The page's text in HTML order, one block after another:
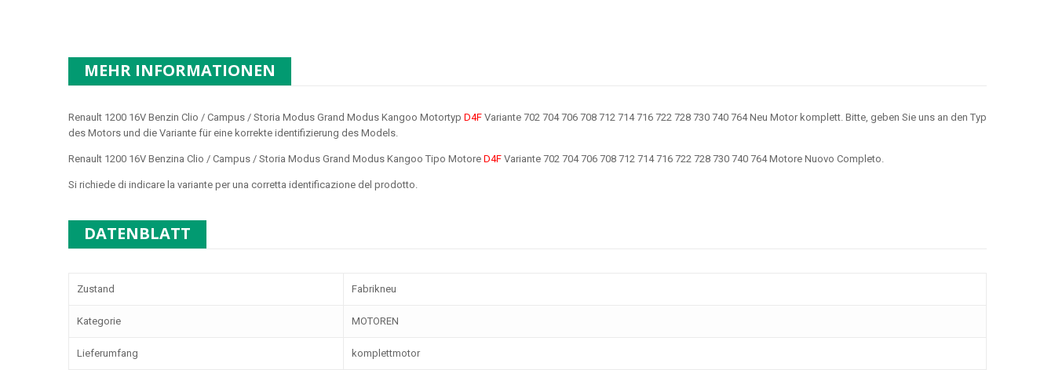
MEHR INFORMATIONEN
Renault 1200 16V Benzin Clio / Campus / Storia Modus Grand Modus Kangoo Motortyp D4F Variante 702 704 706 708 712 714 716 722 728 730 740 764 Neu Motor komplett. Bitte, geben Sie uns an den Typ
des Motors und die Variante für eine korrekte identifizierung des Models.
Renault 1200 16V Benzina Clio / Campus / Storia Modus Grand Modus Kangoo Tipo Motore D4F Variante 702 704 706 708 712 714 716 722 728 730 740 764 Motore Nuovo Completo.
Si richiede di indicare la variante per una corretta identificazione del prodotto.
DATENBLATT
Zustand Fabrikneu
Kategorie MOTOREN
Lieferumfang komplettmotor